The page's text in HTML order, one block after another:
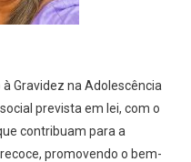
Gravidez na Adolescência
prevista em lei, com o
contribuam para a
promovendo o bem-